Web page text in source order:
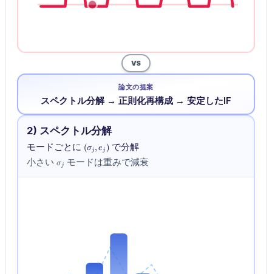
VS
論文の提案
スペクトル分解 → 正則化再構成 → 安定したIF
2) スペクトル分解
モードごとに (\sigma_j,
e_j)
(σj , e j ) で分解
小さい \sigma_j
σj モードは重みで減衰